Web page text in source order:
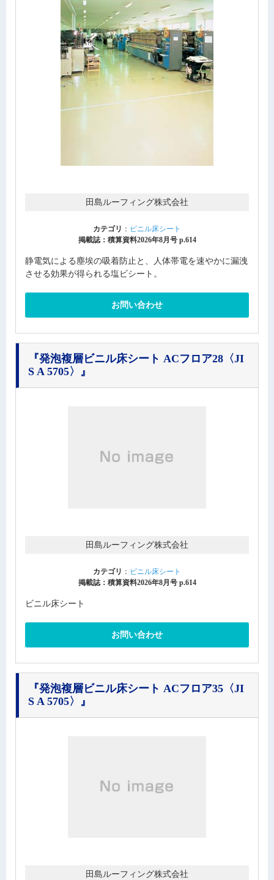
田島ルーフィング株式会社
カテゴリ ： ビニル床シート
掲載誌：積算資料2026年8月号 p.614
静電気による塵埃の吸着防止と、人体帯電を速やかに漏洩
させる効果が得られる塩ビシート。
お問い合わせ
『発泡複層ビニル床シート ACフロア28〈JI
S A 5705〉』
田島ルーフィング株式会社
カテゴリ ： ビニル床シート
掲載誌：積算資料2026年8月号 p.614
ビニル床シート
お問い合わせ
『発泡複層ビニル床シート ACフロア35〈JI
S A 5705〉』
田島ルーフィング株式会社